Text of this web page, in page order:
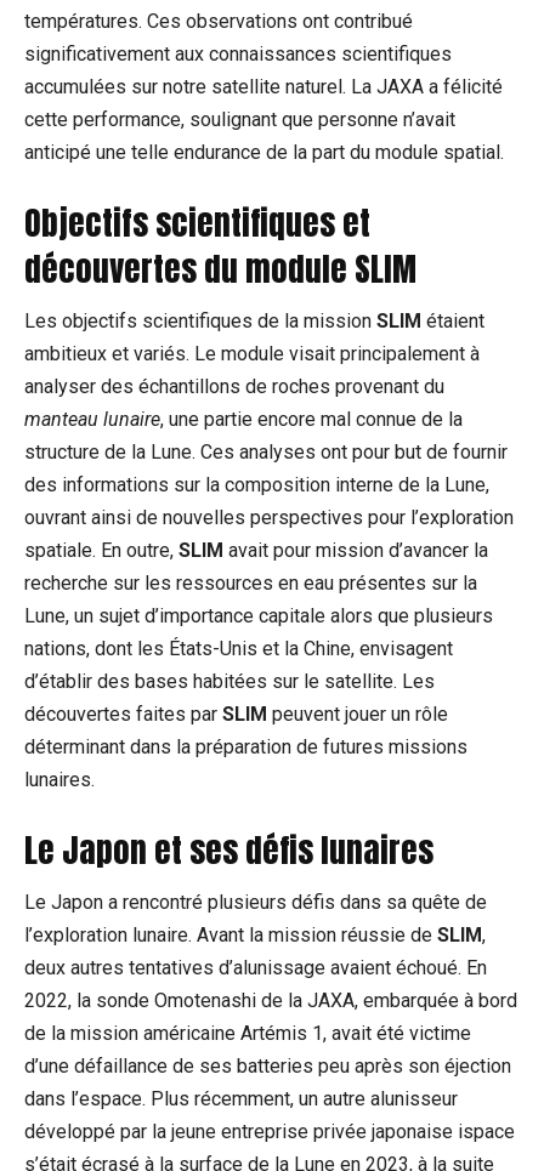
températures. Ces observations ont contribué
significativement aux connaissances scientifiques
accumulées sur notre satellite naturel. La JAXA a félicité
cette performance, soulignant que personne n’avait
anticipé une telle endurance de la part du module spatial.
Objectifs scientifiques et
découvertes du module SLIM
Les objectifs scientifiques de la mission SLIM étaient
ambitieux et variés. Le module visait principalement à
analyser des échantillons de roches provenant du
manteau lunaire, une partie encore mal connue de la
structure de la Lune. Ces analyses ont pour but de fournir
des informations sur la composition interne de la Lune,
ouvrant ainsi de nouvelles perspectives pour l’exploration
spatiale. En outre, SLIM avait pour mission d’avancer la
recherche sur les ressources en eau présentes sur la
Lune, un sujet d’importance capitale alors que plusieurs
nations, dont les États-Unis et la Chine, envisagent
d’établir des bases habitées sur le satellite. Les
découvertes faites par SLIM peuvent jouer un rôle
déterminant dans la préparation de futures missions
lunaires.
Le Japon et ses défis lunaires
Le Japon a rencontré plusieurs défis dans sa quête de
l’exploration lunaire. Avant la mission réussie de SLIM,
deux autres tentatives d’alunissage avaient échoué. En
2022, la sonde Omotenashi de la JAXA, embarquée à bord
de la mission américaine Artémis 1, avait été victime
d’une défaillance de ses batteries peu après son éjection
dans l’espace. Plus récemment, un autre alunisseur
développé par la jeune entreprise privée japonaise ispace
s’était écrasé à la surface de la Lune en 2023, à la suite